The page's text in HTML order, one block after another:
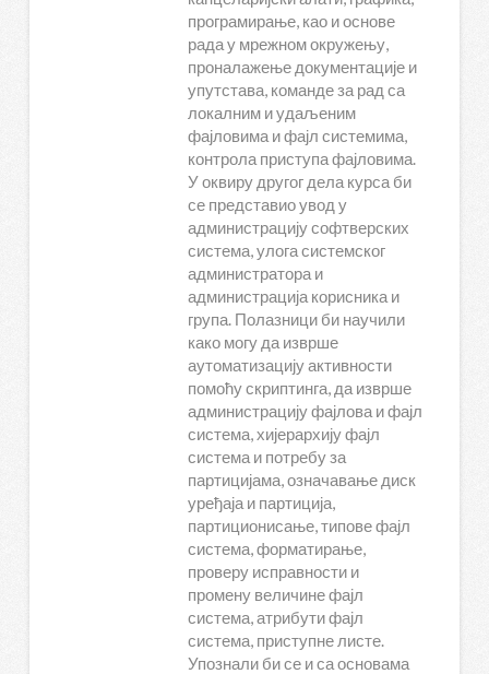
програмирање, као и основе
рада у мрежном окружењу,
проналажење документације и
упутстава, команде за рад са
локалним и удаљеним
фајловима и фајл системима,
контрола приступа фајловима.
У оквиру другог дела курса би
се представио увод у
администрацију софтверских
система, улога системског
администратора и
администрација корисника и
група. Полазници би научили
како могу да изврше
аутоматизацију активности
помоћу скриптинга, да изврше
администрацију фајлова и фајл
система, хијерархију фајл
система и потребу за
партицијама, означавање диск
уређаја и партиција,
партиционисање, типове фајл
система, форматирање,
проверу исправности и
промену величине фајл
система, атрибути фајл
система, приступне листе.
Упознали би се и са основама